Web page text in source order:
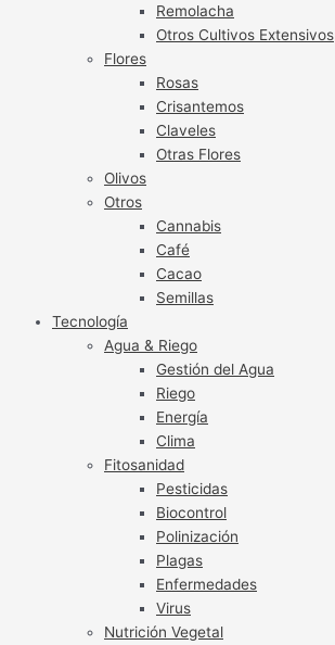
Remolacha
Otros Cultivos Extensivos
Flores
Rosas
Crisantemos
Claveles
Otras Flores
Olivos
Otros
Cannabis
Café
Cacao
Semillas
Tecnología
Agua & Riego
Gestión del Agua
Riego
Energía
Clima
Fitosanidad
Pesticidas
Biocontrol
Polinización
Plagas
Enfermedades
Virus
Nutrición Vegetal